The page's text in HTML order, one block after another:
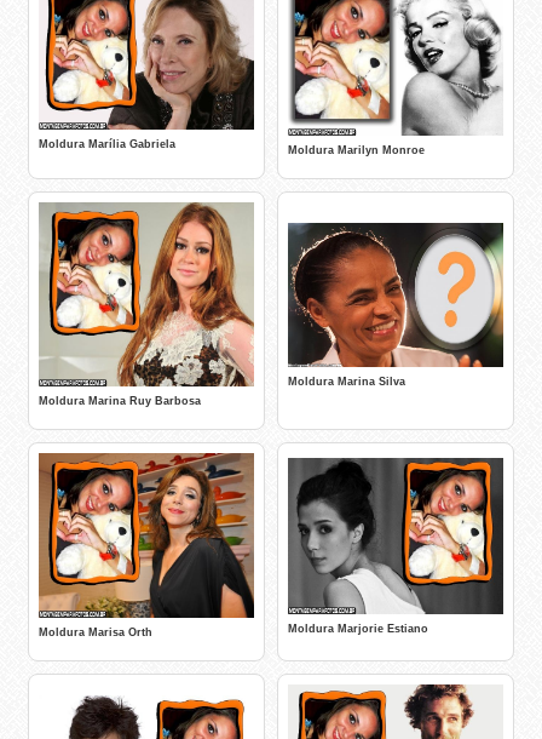
Moldura Marília Gabriela
Moldura Marilyn Monroe
Moldura Marina Ruy Barbosa
Moldura Marina Silva
Moldura Marisa Orth Moldura Marjorie Estiano